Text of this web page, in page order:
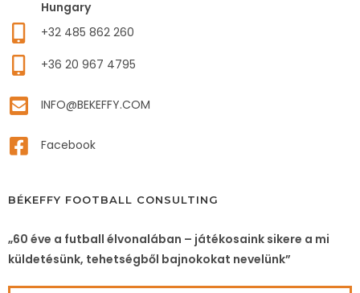
Hungary
+32 485 862 260
+36 20 967 4795
INFO@BEKEFFY.COM
Facebook
BÉKEFFY FOOTBALL CONSULTING
„60 éve a futball élvonalában – játékosaink sikere a mi
küldetésünk, tehetségből bajnokokat nevelünk”